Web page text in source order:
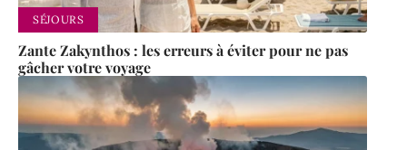
SÉJOURS
Zante Zakynthos : les erreurs à éviter pour ne pas
gâcher votre voyage